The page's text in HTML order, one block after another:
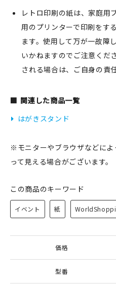
レトロ印刷の紙は、家庭用
用のプリンターで印刷をす
ます。使用して万が一故障
いかねますのでご注意くだ
される場合は、ご自身の責
関連した商品一覧
はがきスタンド
※モニターやブラウザなどによ
って見える場合がございます。
この商品のキーワード
イベント 紙
価格
型番